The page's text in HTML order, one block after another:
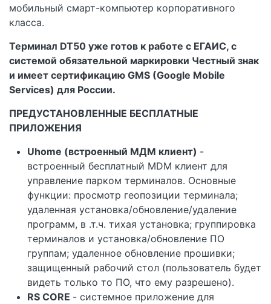
мобильный смарт-компьютер корпоративного
класса.
Терминал DT50 уже готов к работе с ЕГАИС, с
системой обязательной маркировки Честный знак
и имеет сертификацию GMS (Google Mobile
Services) для России.
ПРЕДУСТАНОВЛЕННЫЕ БЕСПЛАТНЫЕ
ПРИЛОЖЕНИЯ
Uhome (встроенный МДМ клиент) -
встроенный бесплатный MDM клиент для
управление парком терминалов. Основные
функции: просмотр геопозиции терминала;
удаленная установка/обновление/удаление
программ, в .т.ч. тихая установка; группировка
терминалов и установка/обновление ПО
группам; удаленное обновление прошивки;
защищенный рабочий стол (пользователь будет
видеть только то ПО, что ему разрешено).
RS CORE - системное приложение для